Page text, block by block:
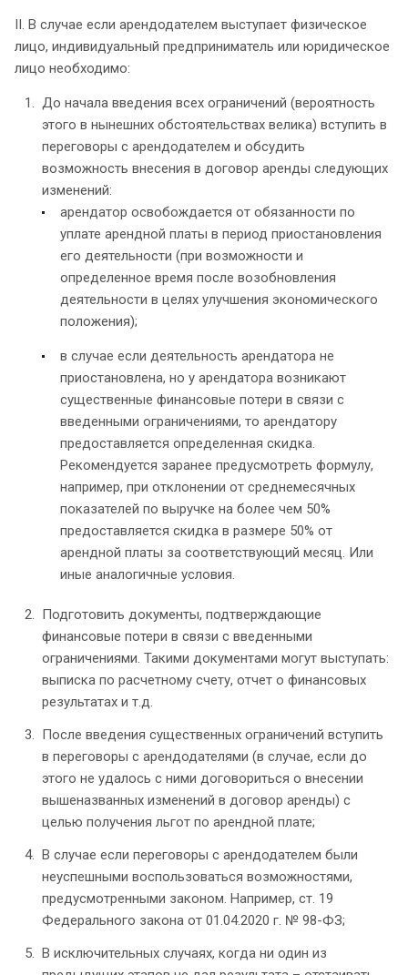
II. В случае если арендодателем выступает физическое
лицо, индивидуальный предприниматель или юридическое
лицо необходимо:
До начала введения всех ограничений (вероятность
этого в нынешних обстоятельствах велика) вступить в
переговоры с арендодателем и обсудить
возможность внесения в договор аренды следующих
изменений:
арендатор освобождается от обязанности по
уплате арендной платы в период приостановления
его деятельности (при возможности и
определенное время после возобновления
деятельности в целях улучшения экономического
положения);
в случае если деятельность арендатора не
приостановлена, но у арендатора возникают
существенные финансовые потери в связи с
введенными ограничениями, то арендатору
предоставляется определенная скидка.
Рекомендуется заранее предусмотреть формулу,
например, при отклонении от среднемесячных
показателей по выручке на более чем 50%
предоставляется скидка в размере 50% от
арендной платы за соответствующий месяц. Или
иные аналогичные условия.
Подготовить документы, подтверждающие
финансовые потери в связи с введенными
ограничениями. Такими документами могут выступать:
выписка по расчетному счету, отчет о финансовых
результатах и т.д.
После введения существенных ограничений вступить
в переговоры с арендодателями (в случае, если до
этого не удалось с ними договориться о внесении
вышеназванных изменений в договор аренды) с
целью получения льгот по арендной плате;
В случае если переговоры с арендодателем были
неуспешными воспользоваться возможностями,
предусмотренными законом. Например, ст. 19
Федерального закона от 01.04.2020 г. № 98-ФЗ;
В исключительных случаях, когда ни один из